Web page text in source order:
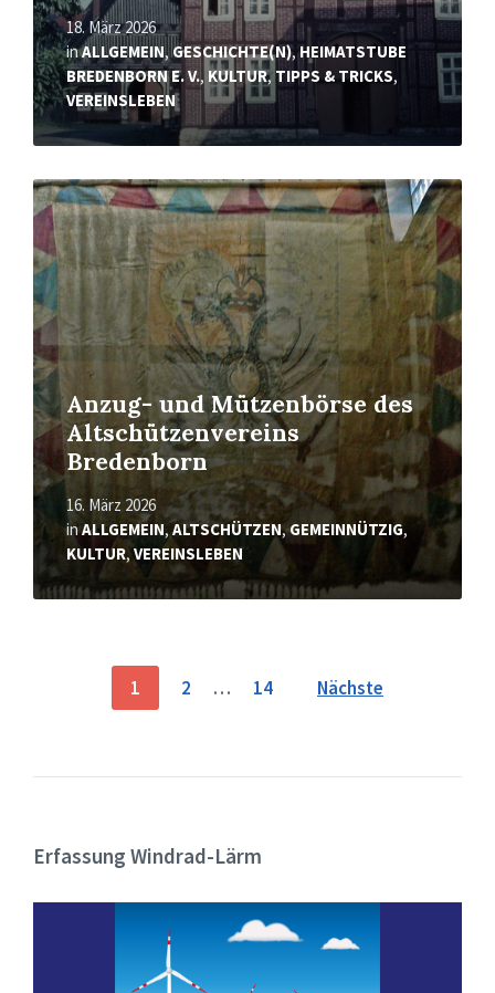
18. März 2026
inALLGEMEIN, GESCHICHTE(N),HEIMATSTUBE
BREDENBORN E. V., KULTUR, TIPPS & TRICKS,
VEREINSLEBEN
Anzug- und Mützenbörse des
Altschützenvereins
Bredenborn
16. März 2026
inALLGEMEIN,ALTSCHÜTZEN,GEMEINNÜTZIG,
KULTUR,VEREINSLEBEN
Mehr
erfahren
Seitennummerierung
Beiträge
1 2 … 14 Nächste
Erfassung Windrad-Lärm